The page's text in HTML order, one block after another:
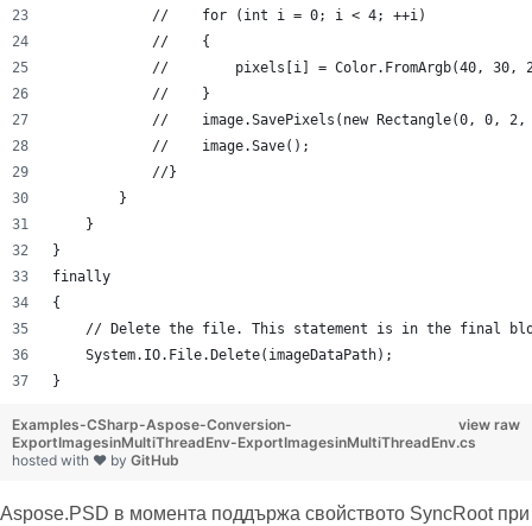
            //    for (int i = 0; i < 4; ++i)
            //    {
//        pixels[i] = Color.FromArgb(40, 30,
            //    }
//    image.SavePixels(new Rectangle(0, 0, 2,
            //    image.Save();
            //}
        }
    }
}
finally
{
// Delete the file. This statement is in the final
    System.IO.File.Delete(imageDataPath);
}
view raw
Examples-CSharp-Aspose-Conversion-
ExportImagesinMultiThreadEnv-ExportImagesinMultiThreadEnv.cs
hosted with ❤ by GitHub
Aspose.PSD в момента поддържа свойството SyncRoot при